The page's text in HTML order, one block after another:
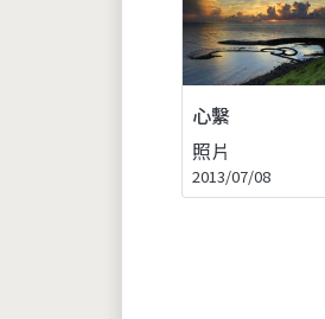
心繫
照片
2013/07/08